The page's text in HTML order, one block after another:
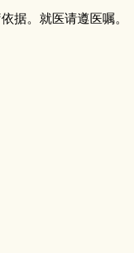
据。就医请遵医嘱。